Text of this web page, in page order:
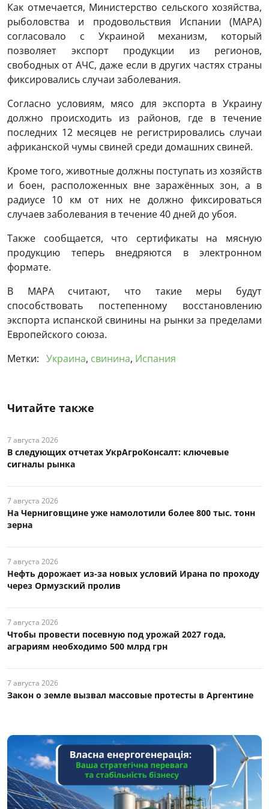
Как отмечается, Министерство сельского хозяйства,
рыболовства и продовольствия Испании (MAPA)
согласовало с Украиной механизм, который
позволяет экспорт продукции из регионов,
свободных от АЧС, даже если в других частях страны
фиксировались случаи заболевания.
Согласно условиям, мясо для экспорта в Украину
должно происходить из районов, где в течение
последних 12 месяцев не регистрировались случаи
африканской чумы свиней среди домашних свиней.
Кроме того, животные должны поступать из хозяйств
и боен, расположенных вне заражённых зон, а в
радиусе 10 км от них не должно фиксироваться
случаев заболевания в течение 40 дней до убоя.
Также сообщается, что сертификаты на мясную
продукцию теперь внедряются в электронном
формате.
В MAPA считают, что такие меры будут
способствовать постепенному восстановлению
экспорта испанской свинины на рынки за пределами
Европейского союза.
Метки: Украина, свинина, Испания
Читайте также
7 августа 2026
В следующих отчетах УкрАгроКонсалт: ключевые
сигналы рынка
7 августа 2026
На Черниговщине уже намолотили более 800 тыс. тонн
зерна
7 августа 2026
Нефть дорожает из-за новых условий Ирана по проходу
через Ормузский пролив
7 августа 2026
Чтобы провести посевную под урожай 2027 года,
аграриям необходимо 500 млрд грн
7 августа 2026
Закон о земле вызвал массовые протесты в Аргентине